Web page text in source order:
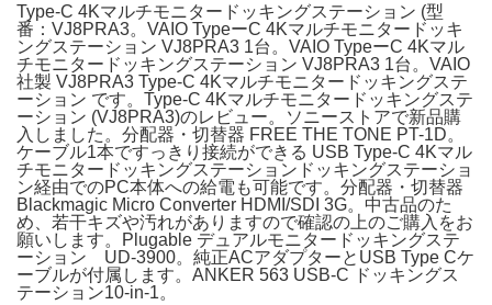
Type-C 4Kマルチモニタードッキングステーション (型
番：VJ8PRA3。VAIO TypeーC 4Kマルチモニタードッキ
ングステーション VJ8PRA3 1台。VAIO TypeーC 4Kマル
チモニタードッキングステーション VJ8PRA3 1台。VAIO
社製 VJ8PRA3 Type-C 4Kマルチモニタードッキングステ
ーション です。Type-C 4Kマルチモニタードッキングステ
ーション (VJ8PRA3)のレビュー。ソニーストアで新品購
入しました。分配器・切替器 FREE THE TONE PT-1D。
ケーブル1本ですっきり接続ができる USB Type-C 4Kマル
チモニタードッキングステーションドッキングステーショ
ン経由でのPC本体への給電も可能です。分配器・切替器
Blackmagic Micro Converter HDMI/SDI 3G。中古品のた
め、若干キズや汚れがありますので確認の上のご購入をお
願いします。Plugable デュアルモニタードッキングステ
ーション UD-3900。純正ACアダプターとUSB Type Cケ
ーブルが付属します。ANKER 563 USB-C ドッキングス
テーション10-in-1。